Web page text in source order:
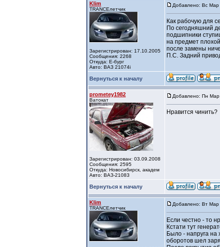
Klim
TRANCEлетчик
Зарегистрирован: 17.10.2005
Сообщения: 2268
Откуда: Е-бург
Авто: ВАЗ 21074i
Добавлено: Вс
Как рабочую для
По сегодняшний
подшипники
на предмет
после замены
П.С. Задний
Вернуться к началу
prometey1982
Ватокат
Зарегистрирован: 03.09.2008
Сообщения: 2595
Откуда: Новосибирск, академ
Авто: ВАЗ-21083
Добавлено: Пн
Нравится чинить?
Вернуться к началу
Klim
TRANCEлетчик
Добавлено: Вт
Если честно - то
Кстати тут
Было - напруга на
оборотов шел